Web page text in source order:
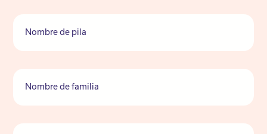
Nombre de pila
Nombre de familia